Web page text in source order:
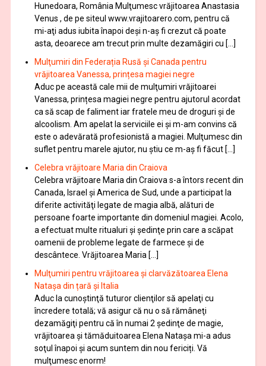
Hunedoara, România Mulţumesc vrăjitoarea Anastasia
Venus , de pe siteul www.vrajitoarero.com, pentru că
mi-aţi adus iubita înapoi deşi n-aş fi crezut că poate
asta, deoarece am trecut prin multe dezamăgiri cu […]
Mulţumiri din Federația Rusă și Canada pentru
vrăjitoarea Vanessa, prințesa magiei negre
Aduc pe această cale mii de mulţumiri vrăjitoarei
Vanessa, prințesa magiei negre pentru ajutorul acordat
ca să scap de faliment iar fratele meu de droguri și de
alcoolism. Am apelat la serviciile ei şi m-am convins că
este o adevărată profesionistă a magiei. Mulţumesc din
suflet pentru marele ajutor, nu știu ce m-aș fi făcut […]
Celebra vrăjitoare Maria din Craiova
Celebra vrăjitoare Maria din Craiova s-a întors recent din
Canada, Israel şi America de Sud, unde a participat la
diferite activităţi legate de magia albă, alături de
persoane foarte importante din domeniul magiei. Acolo,
a efectuat multe ritualuri şi şedinţe prin care a scăpat
oamenii de probleme legate de farmece şi de
descântece. Vrăjitoarea Maria […]
Mulţumiri pentru vrăjitoarea și clarvăzătoarea Elena
Natașa din țară și Italia
Aduc la cunoştinţă tuturor clienţilor să apelaţi cu
încredere totală; vă asigur că nu o să rămâneţi
dezamăgiţi pentru că în numai 2 şedinţe de magie,
vrăjitoarea și tămăduitoarea Elena Natașa mi-a adus
soţul înapoi și acum suntem din nou fericiți. Vă
mulţumesc enorm!